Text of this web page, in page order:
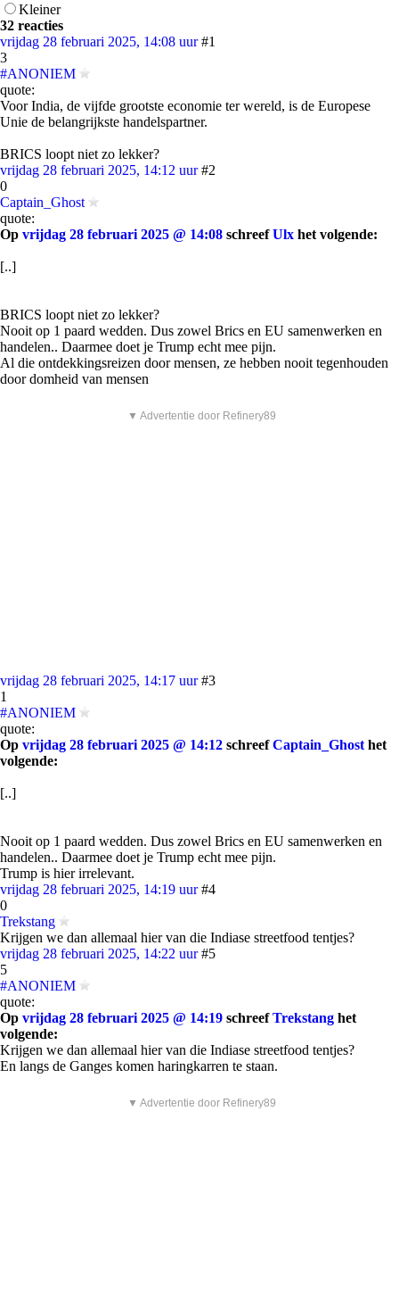
Kleiner
32 reacties
vrijdag 28 februari 2025, 14:08 uur #1
3
#ANONIEM
quote:
Voor India, de vijfde grootste economie ter wereld, is de Europese
Unie de belangrijkste handelspartner.
BRICS loopt niet zo lekker?
vrijdag 28 februari 2025, 14:12 uur #2
0
Captain_Ghost
quote:
Op vrijdag 28 februari 2025 @ 14:08 schreefUlx het volgende:
[..]
BRICS loopt niet zo lekker?
Nooit op 1 paard wedden. Dus zowel Brics en EU samenwerken en
handelen.. Daarmee doet je Trump echt mee pijn.
Al die ontdekkingsreizen door mensen, ze hebben nooit tegenhouden
door domheid van mensen
▼ Advertentie door Refinery89
vrijdag 28 februari 2025, 14:17 uur #3
1
#ANONIEM
quote:
Op vrijdag 28 februari 2025 @ 14:12 schreefCaptain_Ghost het
volgende:
[..]
Nooit op 1 paard wedden. Dus zowel Brics en EU samenwerken en
handelen.. Daarmee doet je Trump echt mee pijn.
Trump is hier irrelevant.
vrijdag 28 februari 2025, 14:19 uur #4
0
Trekstang
Krijgen we dan allemaal hier van die Indiase streetfood tentjes?
vrijdag 28 februari 2025, 14:22 uur #5
5
#ANONIEM
quote:
Op vrijdag 28 februari 2025 @ 14:19 schreefTrekstang het
volgende:
Krijgen we dan allemaal hier van die Indiase streetfood tentjes?
En langs de Ganges komen haringkarren te staan.
▼ Advertentie door Refinery89